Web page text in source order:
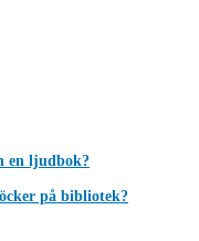
en ljudbok?
på bibliotek?